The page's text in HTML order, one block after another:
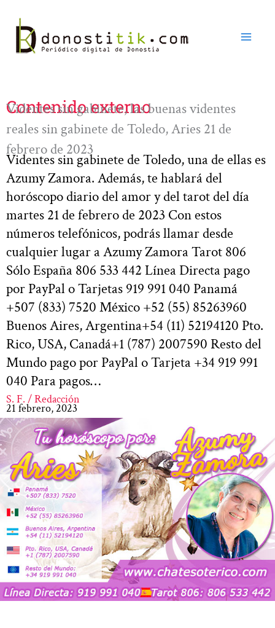
contenido
Contenido externo
Videntes sin gabinete, las buenas videntes
reales sin gabinete de Toledo, Aries 21 de
febrero de 2023
Videntes sin gabinete de Toledo, una de ellas es
Azumy Zamora. Además, te hablará del
horóscopo diario del amor y del tarot del día
martes 21 de febrero de 2023 Con estos
números telefónicos, podrás llamar desde
cualquier lugar a Azumy Zamora Tarot 806
Sólo España 806 533 442 Línea Directa pago
por PayPal o Tarjetas 919 991 040 Panamá
+507 (833) 7520 México +52 (55) 85263960
Buenos Aires, Argentina+54 (11) 52194120 Pto.
Rico, USA, Canadá+1 (787) 2007590 Resto del
Mundo pago por PayPal o Tarjeta +34 919 991
040 Para pagos…
S. F. / Redacción
21 febrero, 2023